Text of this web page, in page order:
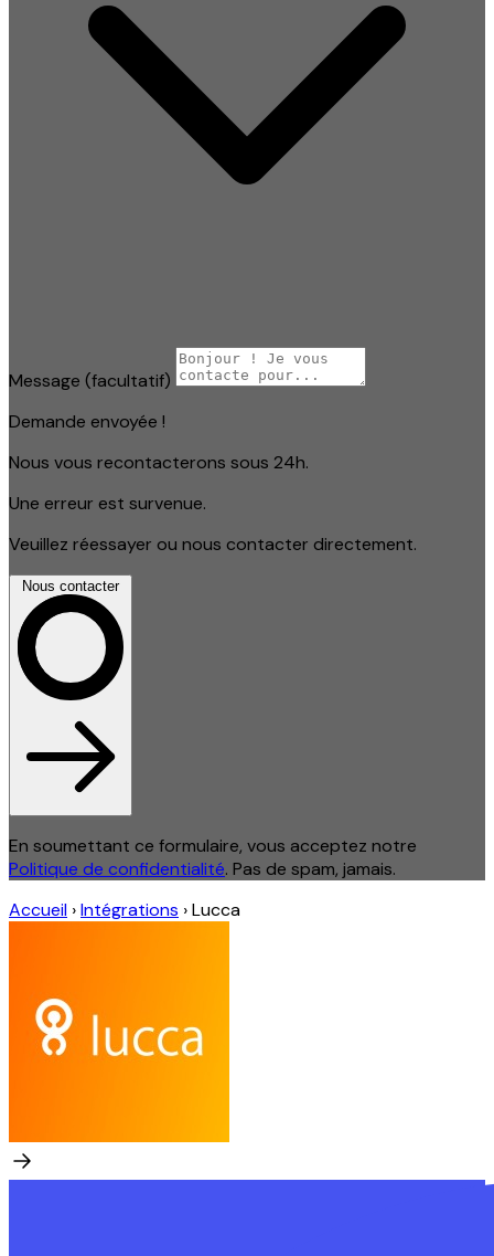
Message (facultatif)
Demande envoyée !
Nous vous recontacterons sous 24h.
Une erreur est survenue.
Veuillez réessayer ou nous contacter directement.
Nous contacter
En soumettant ce formulaire, vous acceptez notre
Politique de confidentialité. Pas de spam, jamais.
Accueil ›Intégrations ›Lucca